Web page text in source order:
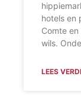
hotels en
Comte
wils.
LEES